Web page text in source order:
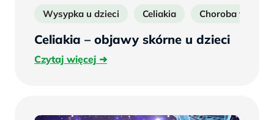
Wysypka u dzieci Celiakia Choroba
Celiakia – objawy skórne u dzieci
Czytaj więcejCzytaj